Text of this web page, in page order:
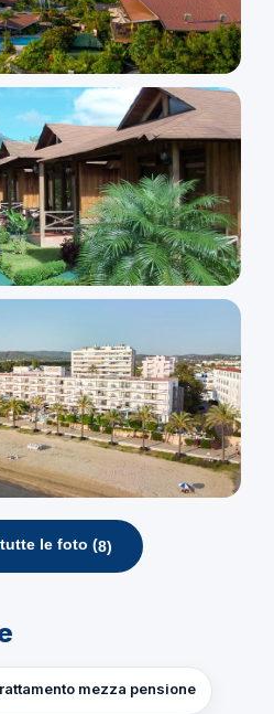
tutte le foto (8)
mezza pensione